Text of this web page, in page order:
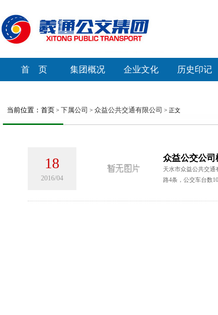
首 页 集团概况 企业文化 历史印记
当前位置： 首页 > 下属公司 > 众益公共交通有限公司 > 正文
18
2016/04
众益公交公司
天水市众益公共交通
路4条，公交车台数